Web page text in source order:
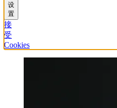
设
置
接
受
Cookies